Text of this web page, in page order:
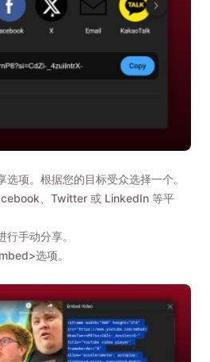
项。根据您的目标受众选择一个。
、Twitter 或 LinkedIn 等平
手动分享。
选项。
意我们的隐私政策。
发送